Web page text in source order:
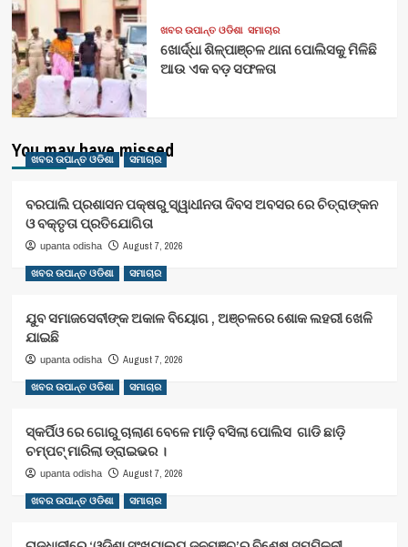
ଖବର ଉପାନ୍ତ ଓଡିଶା ସମାଚାର
ଖୋର୍ଦ୍ଧା ଶିଳ୍ପାଞ୍ଚଳ ଥାନା ପୋଲିସକୁ ମିଳିଛି
ଆଉ ଏକ ବଡ଼ ସଫଳତା
You may have missed
ଖବର ଉପାନ୍ତ ଓଡିଶା ସମାଚାର
ବରପାଲି ପ୍ରଶାସନ ପକ୍ଷରୁ ସ୍ୱାଧୀନତା ଦିବସ ଅବସର ରେ ଚିତ୍ରାଙ୍କନ
ଓ ବକ୍ତୃତା ପ୍ରତିଯୋଗିତା
upanta odisha August 7, 2026
ଖବର ଉପାନ୍ତ ଓଡିଶା ସମାଚାର
ଯୁବ ସମାଜସେବୀଙ୍କ ଅକାଳ ବିୟୋଗ , ଅଞ୍ଚଳରେ ଶୋକ ଲହରୀ ଖେଳି
ଯାଇଛି
upanta odisha August 7, 2026
ଖବର ଉପାନ୍ତ ଓଡିଶା ସମାଚାର
ସ୍କର୍ପିଓ ରେ ଗୋରୁ ଚାଲାଣ ବେଳେ ମାଡ଼ି ବସିଲା ପୋଲିସ ଗାଡି ଛାଡ଼ି
ଚମ୍ପଟ୍ ମାରିଲା ଡ୍ରାଇଭର ।
upanta odisha August 7, 2026
ଖବର ଉପାନ୍ତ ଓଡିଶା ସମାଚାର